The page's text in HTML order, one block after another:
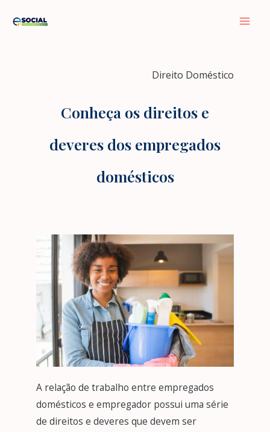
para
Direito Doméstico
Conheça os direitos e
deveres dos empregados
domésticos
A relação de trabalho entre empregados
domésticos e empregador possui uma série
de direitos e deveres que devem ser